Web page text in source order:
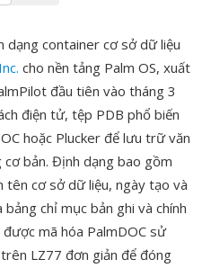
dạng container cơ sở dữ liệu
cho nền tảng Palm OS, xuất
đầu tiên vào tháng 3
điện tử, tệp PDB phổ biến
hoặc Plucker để lưu trữ văn
bản. Định dạng bao gồm
cơ sở dữ liệu, ngày tạo và
chỉ mục bản ghi và chính
mã hóa PalmDOC sử
LZ77 đơn giản để đóng